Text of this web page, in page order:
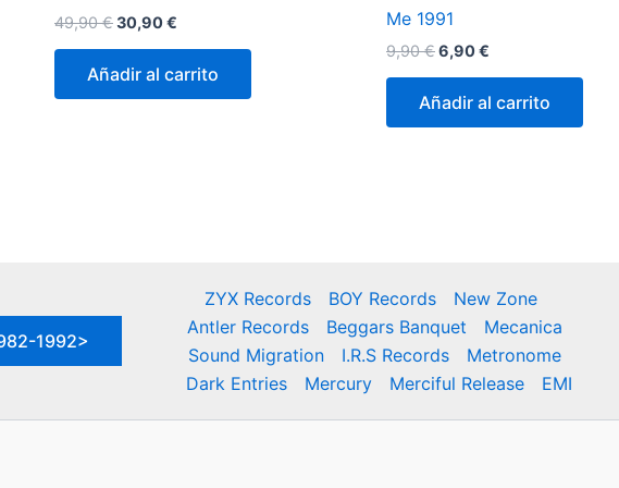
49,90€El
era:
49,90 €.
30,90€
es:
30,90 €.
Añadir al carrito
Me 1991
9,90€El
era:
9,90 €.
6,90€
es:
6,90 €.
Añadir al carrito
1992>
ZYX Records BOY Records
New Zone
Antler Records
Beggars Banquet
Mecanica
Sound Migration
I.R.S Records
Metronome
Dark Entries
Mercury Merciful Release EMI